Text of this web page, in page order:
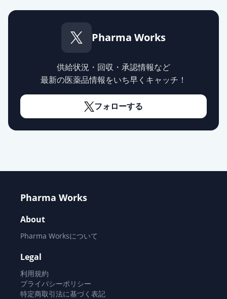
Pharma Works
供給状況・回収・承認情報など
最新の医薬品情報をいち早くキャッチ！
フォローする
Pharma Works
About
Pharma Worksについて
Legal
利用規約
プライバシーポリシー
特定商取引法に基づく表記